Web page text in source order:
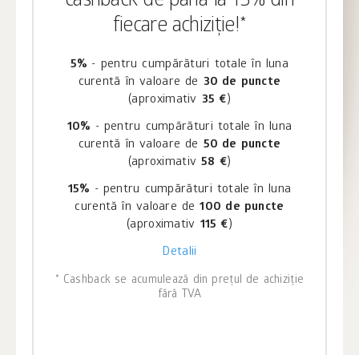
fiecare achiziție!*
5% - pentru cumpărături totale în luna
curentă în valoare de 30 de puncte
(aproximativ 35 €)
10% - pentru cumpărături totale în luna
curentă în valoare de 50 de puncte
(aproximativ58 €)
15% - pentru cumpărături totale în luna
curentă în valoare de100 de puncte
(aproximativ 115 €)
Detalii
* Cashback se acumulează din prețul de achiziție
fără TVA